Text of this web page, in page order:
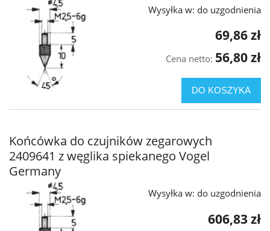
Wysyłka w: do uzgodnienia
69,86 zł
Cena netto: 56,80 zł
DO KOSZYKA
Końcówka do czujników zegarowych
2409641 z węglika spiekanego Vogel
Germany
Wysyłka w: do uzgodnienia
606,83 zł